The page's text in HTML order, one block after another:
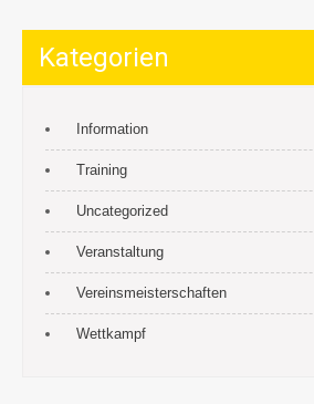
Kategorien
Information
Training
Uncategorized
Veranstaltung
Vereinsmeisterschaften
Wettkampf